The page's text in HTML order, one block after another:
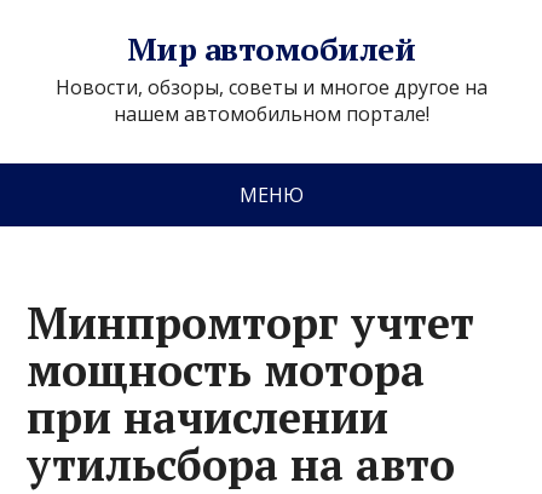
Мир автомобилей
Новости, обзоры, советы и многое другое на
нашем автомобильном портале!
МЕНЮ
Минпромторг учтет
мощность мотора
при начислении
утильсбора на авто